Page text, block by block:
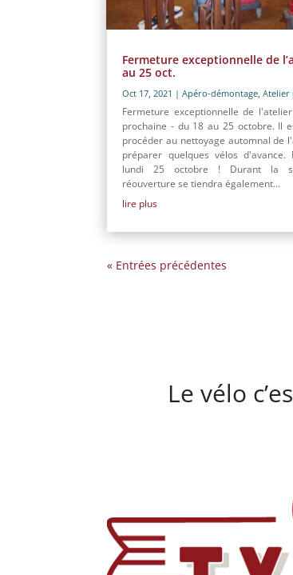
Fermeture exceptionnelle de
au 25 oct.
Oct 17, 2021 |Apéro-démontage ,Atelier
Fermeture exceptionnelle de
prochaine - du 18 au 25 octobre. Il
procéder au nettoyage automnal de
préparer quelques vélos d'avance.
lundi 25 octobre ! Durant la
réouverture se tiendra également...
lire plus
« Entrées précédentes
Le vélo